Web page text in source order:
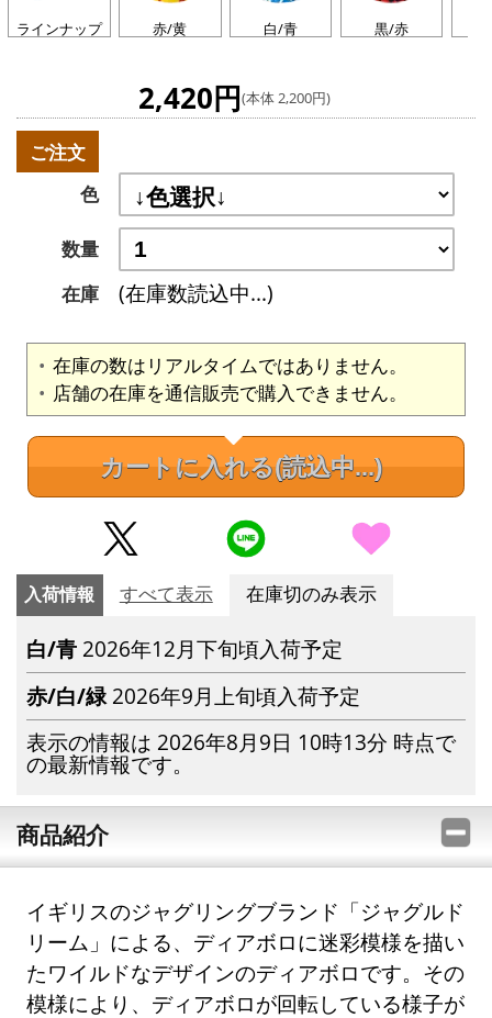
ラインナップ 赤/黄 白/青 黒/赤
2,420円(本体 2,200円)
ご注文
色
数量
在庫
(在庫数読込中...)
在庫の数はリアルタイムではありません。
店舗の在庫を通信販売で購入できません。
カートに入れる(読込中...)
入荷情報 すべて表示 在庫切のみ表示
白/青 2026年12月下旬頃入荷予定
赤/白/緑 2026年9月上旬頃入荷予定
表示の情報は 2026年8月9日 10時13分 時点で
の最新情報です。
商品紹介
イギリスのジャグリングブランド「ジャグルド
リーム」による、ディアボロに迷彩模様を描い
たワイルドなデザインのディアボロです。その
模様により、ディアボロが回転している様子が